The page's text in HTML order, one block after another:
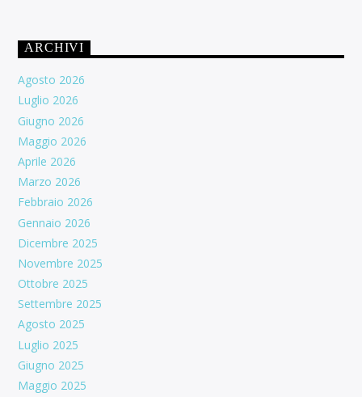
ARCHIVI
Agosto 2026
Luglio 2026
Giugno 2026
Maggio 2026
Aprile 2026
Marzo 2026
Febbraio 2026
Gennaio 2026
Dicembre 2025
Novembre 2025
Ottobre 2025
Settembre 2025
Agosto 2025
Luglio 2025
Giugno 2025
Maggio 2025